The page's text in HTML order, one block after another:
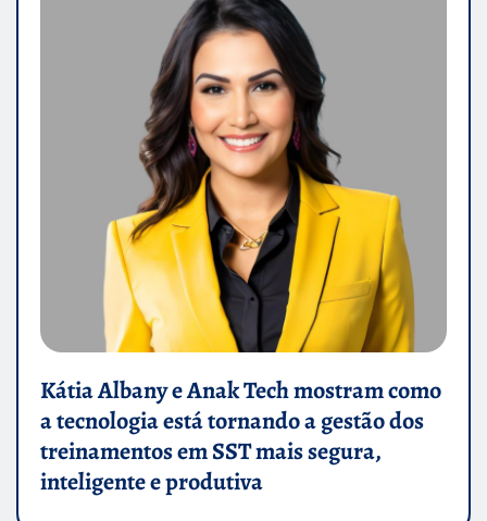
Kátia Albany e Anak Tech mostram como
a tecnologia está tornando a gestão dos
treinamentos em SST mais segura,
inteligente e produtiva